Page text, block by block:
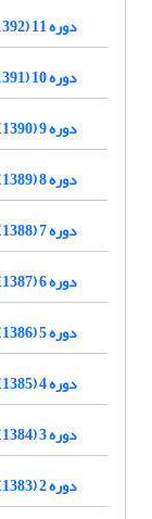
دوره 11 (1392)
دوره 10 (1391)
دوره 9 (1390)
دوره 8 (1389)
دوره 7 (1388)
دوره 6 (1387)
دوره 5 (1386)
دوره 4 (1385)
دوره 3 (1384)
دوره 2 (1383)